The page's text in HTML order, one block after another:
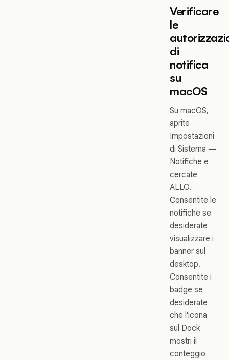
Verificare
le
di
notifica
su
macOS
Su macOS,
aprite
Impostazioni
di Sistema →
Notifiche e
cercate
ALLO.
Consentite le
notifiche se
desiderate
visualizzare i
banner sul
desktop.
Consentite i
badge se
desiderate
che l'icona
sul Dock
mostri il
conteggio